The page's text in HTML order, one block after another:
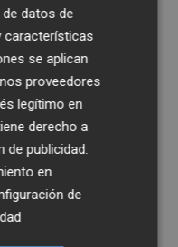
"no están
sino a las
y de
indica que el
esfuerzo
fondos.
a nivel nacional
en
datos de
características
se aplican
proveedores
legítimo en
derecho a
de publicidad
en
de